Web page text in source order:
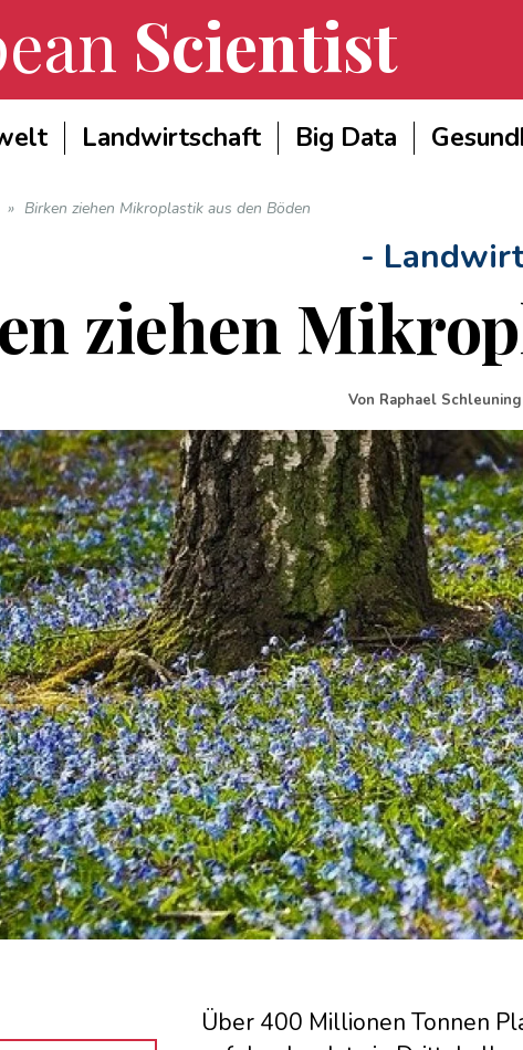
Scientist
Landwirtschaft Big Data
» Birken ziehen Mikroplastik aus den Böden
-
ziehen
Von Raphael Schleuning
Über 400 Millionen Tonnen